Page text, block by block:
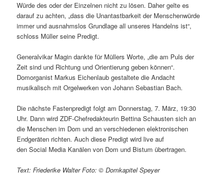
Würde des oder der Einzelnen nicht zu lösen. Daher gelte es
darauf zu achten, „dass die Unantastbarkeit der Menschenwürde
immer und ausnahmslos Grundlage all unseres Handelns ist“,
schloss Müller seine Predigt.
Generalvikar Magin dankte für Müllers Worte, „die am Puls der
Zeit sind und Richtung und Orientierung geben können“.
Domorganist Markus Eichenlaub gestaltete die Andacht
musikalisch mit Orgelwerken von Johann Sebastian Bach.
Die nächste Fastenpredigt folgt am Donnerstag, 7. März, 19:30
Uhr. Dann wird ZDF-Chefredakteurin Bettina Schausten sich an
die Menschen im Dom und an verschiedenen elektronischen
Endgeräten richten. Auch diese Predigt wird live auf
den Social Media Kanälen von Dom und Bistum übertragen.
Text: Friederike Walter Foto: © Domkapitel Speyer